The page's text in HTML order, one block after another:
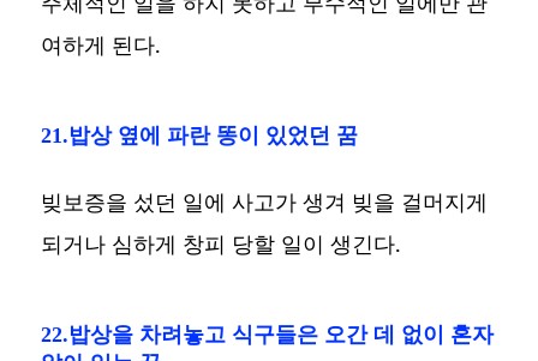
여하게 된다.
21.밥상 옆에 파란 똥이 있었던 꿈
빚보증을 섰던 일에 사고가 생겨 빚을 걸머지게
되거나 심하게 창피 당할 일이 생긴다.
22.밥상을 차려놓고 식구들은 오간 데 없이 혼자